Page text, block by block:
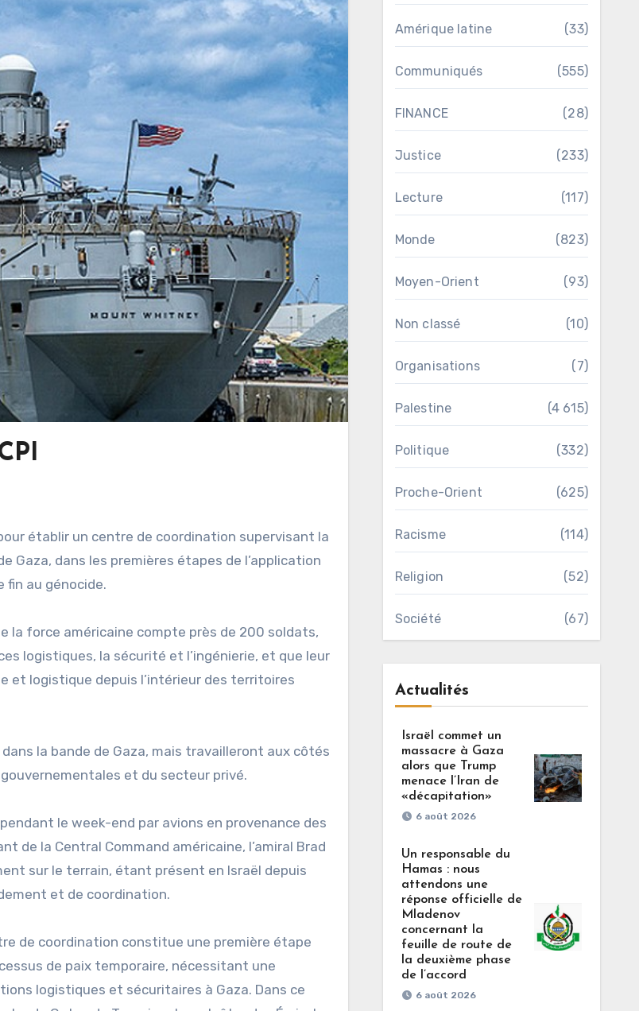
établir un centre de coordination supervisant la
Gaza, dans les premières étapes de l’application
fin au génocide.
la force américaine compte près de 200 soldats,
logistiques, la sécurité et l’ingénierie, et que leur
et logistique depuis l’intérieur des territoires
la bande de Gaza, mais travailleront aux côtés
et du secteur privé.
le week-end par avions en provenance des
de la Central Command américaine, l’amiral Brad
sur le terrain, étant présent en Israël depuis
et de coordination.
de coordination constitue une première étape
de paix temporaire, nécessitant une
logistiques et sécuritaires à Gaza. Dans ce
Amérique latine (33)
Communiqués (555)
FINANCE (28)
Justice (233)
Lecture (117)
Monde (823)
Moyen-Orient (93)
Non classé (10)
Organisations (7)
Palestine (4 615)
Politique (332)
Proche-Orient (625)
Racisme (114)
Religion (52)
Société (67)
Actualités
Israël commet un
massacre à Gaza
alors que Trump
menace l’Iran de
«décapitation»
6 août 2026
Un responsable du
Hamas : nous
attendons une
réponse officielle de
Mladenov
concernant la
feuille de route de
la deuxième phase
de l’accord
6 août 2026